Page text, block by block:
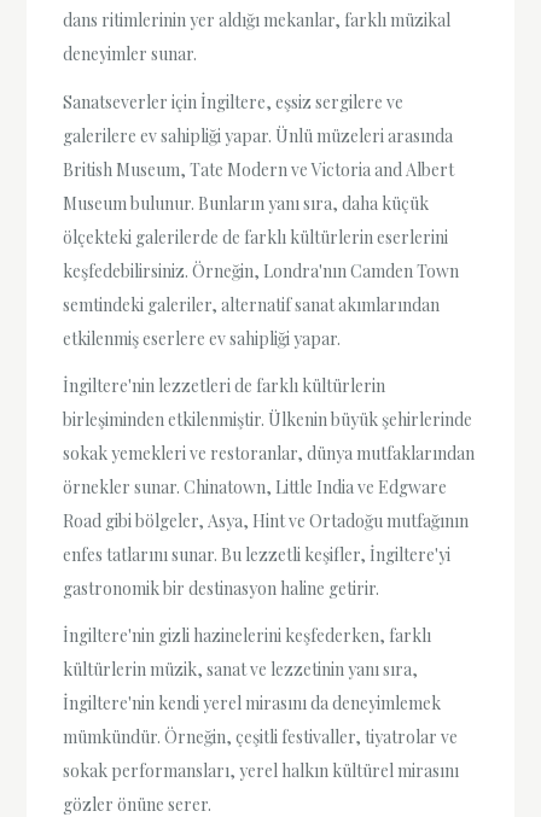
dans ritimlerinin yer aldığı mekanlar, farklı müzikal
deneyimler sunar.
Sanatseverler için İngiltere, eşsiz sergilere ve
galerilere ev sahipliği yapar. Ünlü müzeleri arasında
British Museum, Tate Modern ve Victoria and Albert
Museum bulunur. Bunların yanı sıra, daha küçük
ölçekteki galerilerde de farklı kültürlerin eserlerini
keşfedebilirsiniz. Örneğin, Londra'nın Camden Town
semtindeki galeriler, alternatif sanat akımlarından
etkilenmiş eserlere ev sahipliği yapar.
İngiltere'nin lezzetleri de farklı kültürlerin
birleşiminden etkilenmiştir. Ülkenin büyük şehirlerinde
sokak yemekleri ve restoranlar, dünya mutfaklarından
örnekler sunar. Chinatown, Little India ve Edgware
Road gibi bölgeler, Asya, Hint ve Ortadoğu mutfağının
enfes tatlarını sunar. Bu lezzetli keşifler, İngiltere'yi
gastronomik bir destinasyon haline getirir.
İngiltere'nin gizli hazinelerini keşfederken, farklı
kültürlerin müzik, sanat ve lezzetinin yanı sıra,
İngiltere'nin kendi yerel mirasını da deneyimlemek
mümkündür. Örneğin, çeşitli festivaller, tiyatrolar ve
sokak performansları, yerel halkın kültürel mirasını
gözler önüne serer.